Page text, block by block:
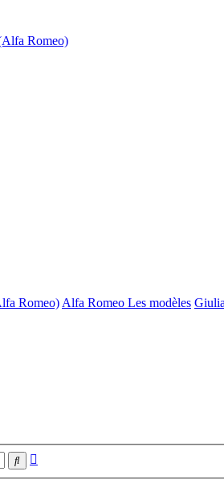
Romeo)
Romeo)Alfa Romeo Les modèles
Rechercher